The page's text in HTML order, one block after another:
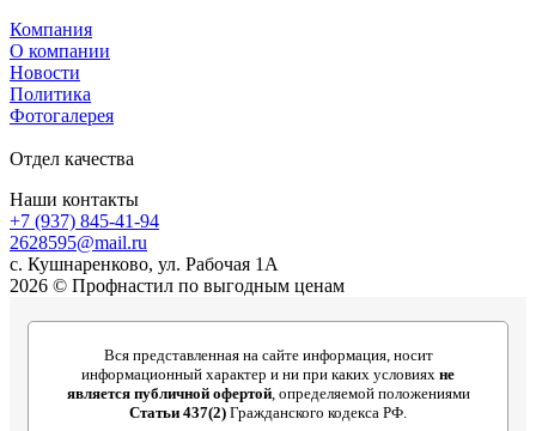
Компания
О компании
Новости
Политика
Фотогалерея
Отдел качества
Наши контакты
+7 (937) 845-41-94
2628595@mail.ru
с. Кушнаренково, ул. Рабочая 1А
2026 © Профнастил по выгодным ценам
Вся представленная на сайте информация, носит
информационный характер и ни при каких условиях не
является публичной офертой, определяемой положениями
Статьи 437(2) Гражданского кодекса РФ.